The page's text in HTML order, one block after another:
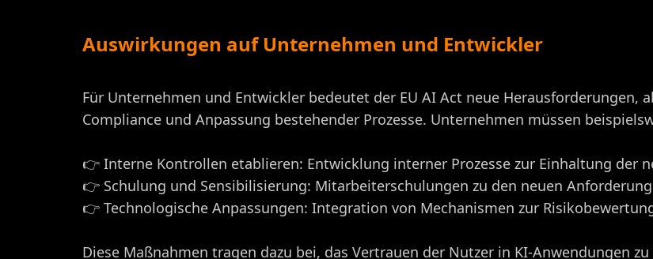
Auswirkungen auf Unternehmen und Entwickler
Für Unternehmen und Entwickler bedeutet der EU AI Act neue Herausforderungen,
Compliance und Anpassung bestehender Prozesse. Unternehmen müssen
👉 Interne Kontrollen etablieren: Entwicklung interner Prozesse zur Einhaltung der
👉 Schulung und Sensibilisierung: Mitarbeiterschulungen zu den neuen
👉 Technologische Anpassungen: Integration von Mechanismen zur
Diese Maßnahmen tragen dazu bei, das Vertrauen der Nutzer in KI-Anwendungen